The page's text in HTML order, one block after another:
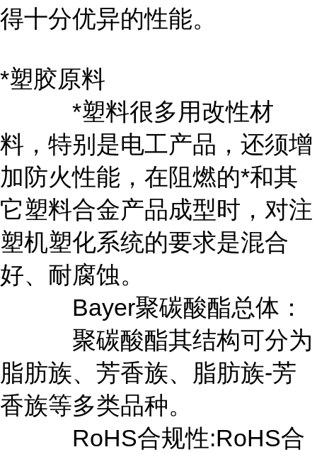
得十分优异的性能。
*塑胶原料
*塑料很多用改性材
料，特别是电工产品，还须增
加防火性能，在阻燃的*和其
它塑料合金产品成型时，对注
塑机塑化系统的要求是混合
好、耐腐蚀。
Bayer聚碳酸酯总体：
聚碳酸酯其结构可分为
脂肪族、芳香族、脂肪族-芳
香族等多类品种。
RoHS合规性:RoHS合